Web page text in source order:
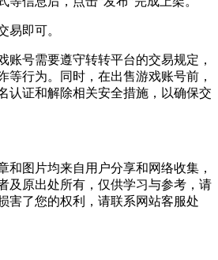
易即可。
账号需要遵守转转平台的交易规定，
等行为。同时，在出售游戏账号前，
认证和解除相关安全措施，以确保交
和图片均来自用户分享和网络收集，
及原出处所有，仅供学习与参考，请
害了您的权利，请联系网站客服处